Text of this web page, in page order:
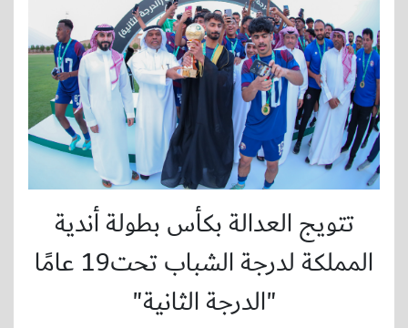
تتويج العدالة بكأس بطولة أندية
المملكة لدرجة الشباب تحت19 عامًا
"الدرجة الثانية"